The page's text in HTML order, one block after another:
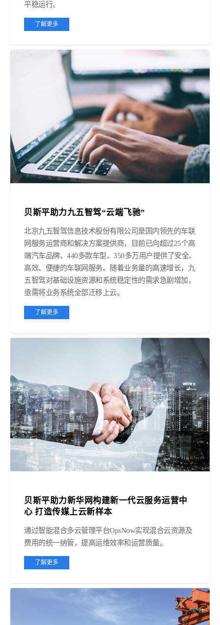
平稳运行。
了解更多
贝斯平助力九五智驾“云端飞驰”
北京九五智驾信息技术股份有限公司是国内领先的车联
网服务运营商和解决方案提供商，目前已向超过25个高
端汽车品牌、440多款车型、350多万用户提供了安全、
高效、便捷的车联网服务。随着业务量的高速增长，九
五智驾对基础设施资源和系统稳定性的需求急剧增加，
亟需将业务系统全部迁移上云。
了解更多
贝斯平助力新华网构建新一代云服务运营中
心 打造传媒上云新样本
通过智能混合多云管理平台OpsNow实现混合云资源及
费用的统一纳管，提高运维效率和运营质量。
了解更多